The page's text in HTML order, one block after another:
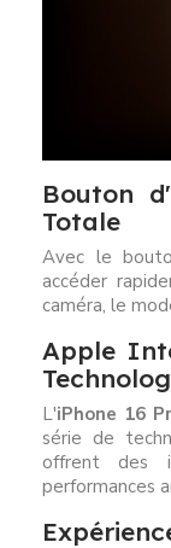
Bouton
Totale
Avec le
accéder
caméra, le
Apple
L'iPhone 16
série de
offrent des
performances